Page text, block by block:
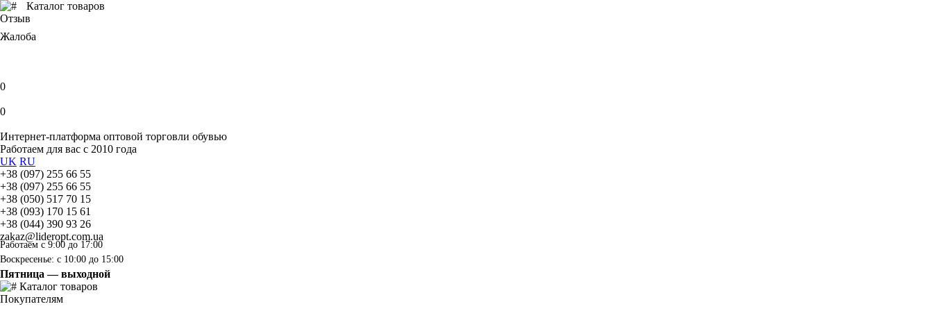
Каталог товаров
Отзыв
Жалоба
0
0
Интернет-платформа оптовой торговли обувью
Работаем для вас с 2010 года
UK RU
+38 (097) 255 66 55
+38 (097) 255 66 55
+38 (050) 517 70 15
+38 (093) 170 15 61
+38 (044) 390 93 26
zakaz@lideropt.com.ua
Работаем с 9:00 до 17:00
Воскресенье: с 10:00 до 15:00
Пятница — выходной
Каталог товаров
Покупателям